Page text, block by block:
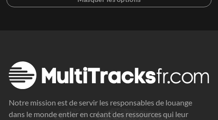
Notre mission est de servir les responsables de louange
dans le monde entier en créant des ressources qui leur